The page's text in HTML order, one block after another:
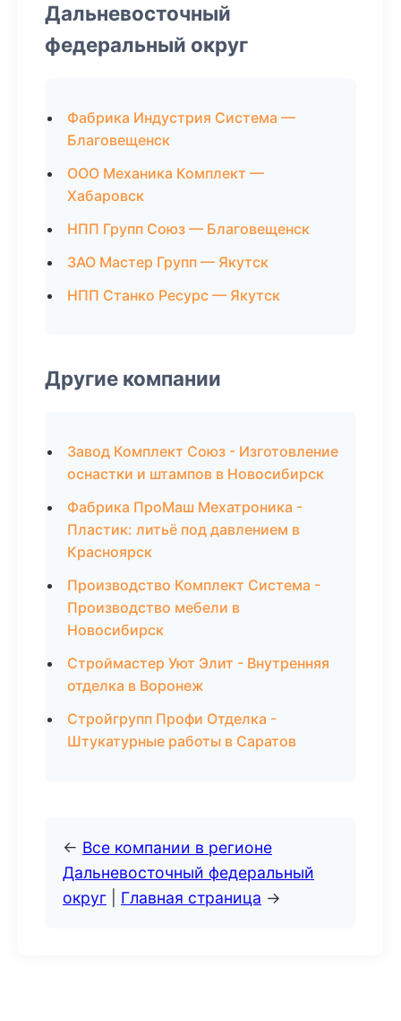
Дальневосточный
федеральный округ
Фабрика Индустрия Система —
Благовещенск
ООО Механика Комплект —
Хабаровск
НПП Групп Союз — Благовещенск
ЗАО Мастер Групп — Якутск
НПП Станко Ресурс — Якутск
Другие компании
Завод Комплект Союз - Изготовление
оснастки и штампов в Новосибирск
Фабрика ПроМаш Мехатроника -
Пластик: литьё под давлением в
Красноярск
Производство Комплект Система -
Производство мебели в
Новосибирск
Строймастер Уют Элит - Внутренняя
отделка в Воронеж
Стройгрупп Профи Отделка -
Штукатурные работы в Саратов
← Все компании в регионе
Дальневосточный федеральный
округ
Главная страница →